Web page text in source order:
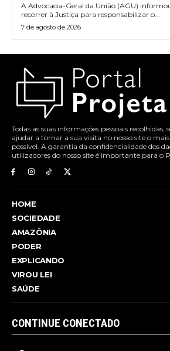
A Advocacia-Geral da União (AGU)
recorrer à Justiça para responsabilizar o...
7 de agosto de 2026
Todas as suas informações pessoais recolhidas,
ajudar a tornar a sua visita no nosso site o
possível. A garantia da confidencialidade dos
utilizadores do nosso site é importante para o
HOME
SOCIEDADE
AMAZÔNIA
PODER
EXPLICANDO
VIROU LEI
SAÚDE
CONTINUE CONECTADO